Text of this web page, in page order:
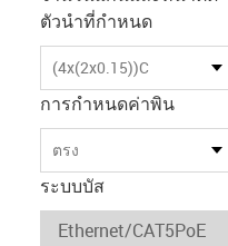
ตัวนำที่กำหนด
(4x(2x0.15))C
การกำหนดค่าพิน
ตรง
ระบบบัส